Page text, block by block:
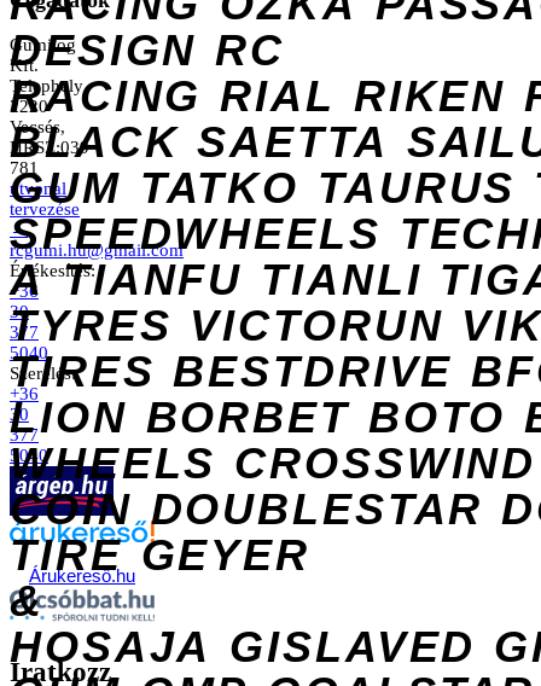
DESIGN RC
RACING RIAL RIKEN
BLACK SAETTA
GUM TATKO TAURUS
SPEEDWHEELS
A TIANFU TIANLI
TYRES VICTORUN
TIRES BESTDRIVE
LION BORBET BOTO
WHEELS CROSSWIND
COIN DOUBLESTAR
TIRE GEYER
&
HOSAJA GISLAVED
Gumilog
Kft.
Telephely
2220
Vecsés,
HRSZ:039
781
útvonal
tervezése
→
rcgumi.hu@gmail.com
Értékesítés:
+36
30
377
5040
Szerelés:
+36
30
377
5040
Árukereső.hu
Iratkozz